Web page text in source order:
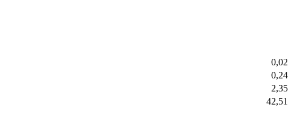
0,02
0,24
2,35
42,51